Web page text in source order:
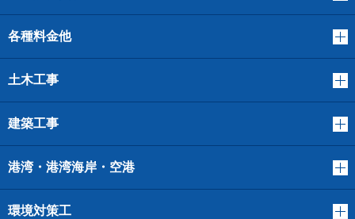
各種料金他
土木工事
建築工事
港湾・港湾海岸・空港
環境対策工